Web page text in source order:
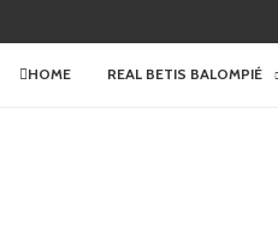
HOME REAL BETIS BALOMPIÉ